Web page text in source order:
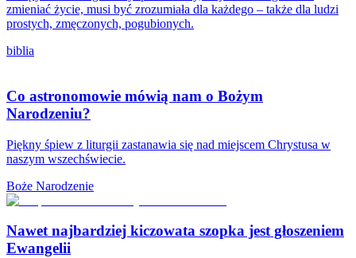
zmieniać życie, musi być zrozumiała dla każdego – także dla ludzi
prostych, zmęczonych, pogubionych.
biblia
Co astronomowie mówią nam o Bożym
Narodzeniu?
Piękny śpiew z liturgii zastanawia się nad miejscem Chrystusa w
naszym wszechświecie.
Boże Narodzenie
Nawet najbardziej kiczowata szopka jest głoszeniem
Ewangelii